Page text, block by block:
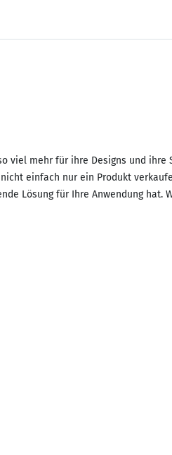
mehr für ihre Designs und ihre
einfach nur ein Produkt
Lösung für Ihre Anwendung hat.